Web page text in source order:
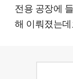
전용 공장에
해 이뤄졌는